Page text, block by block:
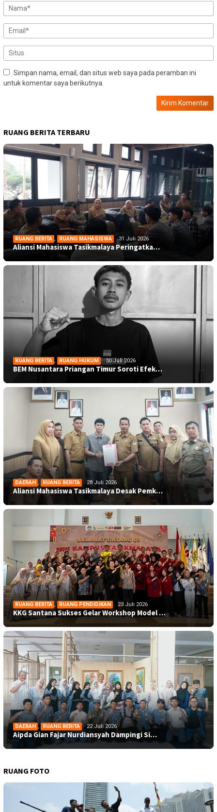
Simpan nama, email, dan situs web saya pada peramban ini
untuk komentar saya berikutnya.
RUANG BERITA TERBARU
RUANG BERITA , RUANG MAHASISWA 31 Juli 2026
Aliansi Mahasiswa Tasikmalaya Peringatka…
RUANG BERITA , RUANG HUKUM 30 Juli 2026
BEM Nusantara Priangan Timur Soroti Efek…
DAERAH , RUANG BERITA 28 Juli 2026
Aliansi Mahasiswa Tasikmalaya Desak Pemk…
RUANG BERITA , RUANG PENDIDIKAN 23 Juli 2026
KKG Santana Sukses Gelar Workshop Model …
DAERAH , RUANG BERITA 22 Juli 2026
Aipda Gian Fajar Nurdiansyah Dampingi Si…
RUANG FOTO